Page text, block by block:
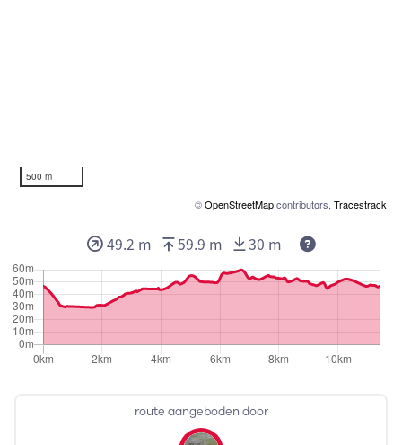
500 m
©OpenStreetMapcontributors, Tracestrack
route aangeboden door
49.2 m 59.9 m 30 m